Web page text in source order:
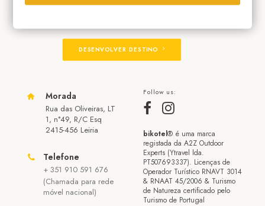
DESENVOLVER DESTINO
Morada
Rua das Oliveiras, LT
1, n°49, R/C Esq
2415-456 Leiria
Telefone
+ 351 910 591 676
(Chamada para rede
móvel nacional)
Follow us:
bikotel® é uma marca
registada da A2Z Outdoor
Experts (Ytravel lda.
PT507693337). Licenças de
Operador Turístico RNAVT 3014
& RNAAT 45/2006 & Turismo
de Natureza certificado pelo
Turismo de Portugal